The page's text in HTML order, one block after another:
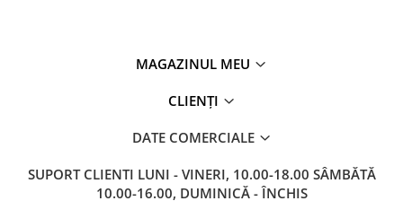
MAGAZINUL MEU
CLIENȚI
DATE COMERCIALE
SUPORT CLIENTI LUNI - VINERI, 10.00-18.00 SÂMBĂTĂ
10.00-16.00, DUMINICĂ - ÎNCHIS